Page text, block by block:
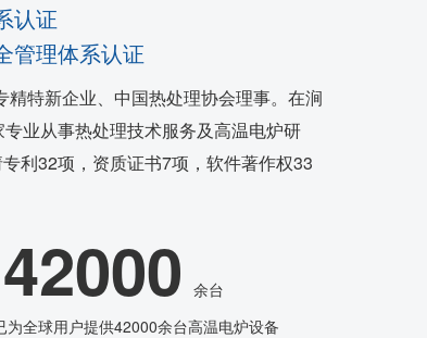
认证
管理体系认证
特新企业、中国热处理协会理事。在涧
业从事热处理技术服务及高温电炉研
利32项，资质证书7项，软件著作权33
42000 余台
为全球用户提供42000余台高温电炉设备